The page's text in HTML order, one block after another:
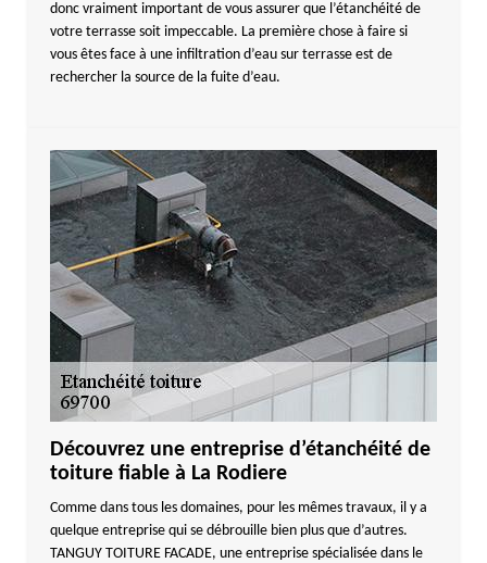
donc vraiment important de vous assurer que l’étanchéité de
votre terrasse soit impeccable. La première chose à faire si
vous êtes face à une infiltration d’eau sur terrasse est de
rechercher la source de la fuite d’eau.
Découvrez une entreprise d’étanchéité de
toiture fiable à La Rodiere
Comme dans tous les domaines, pour les mêmes travaux, il y a
quelque entreprise qui se débrouille bien plus que d’autres.
TANGUY TOITURE FACADE, une entreprise spécialisée dans le